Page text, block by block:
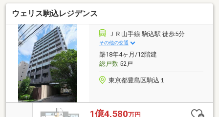
930m）■モリモト旧分譲「ディアナコート」シリーズ
■ホテルライクな内廊下設計 ■2階部分・北東向き角住
戸 ■下階住戸なし ■交通量の少ない閑静な住宅街に立
地 ■WIC×2・ディスポーザー・ペット飼育可（細則
有） ■玄関・廊下・キッチン・洗面室に天然大理石採
用
ウェリス駒込レジデンス
ＪＲ山手線 駒込駅 徒歩5分
その他の交通
築18年4ヶ月/12階建
総戸数52戸
東京都豊島区駒込１
1億4,580万円